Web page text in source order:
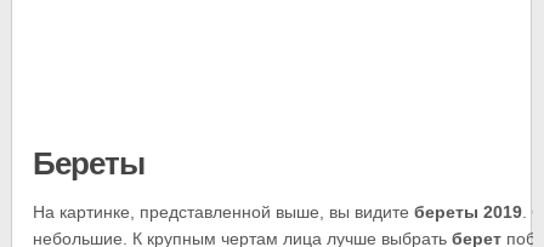
Береты
На картинке, представленной выше, вы видитебереты 2019 .
небольшие. К крупным чертам лица лучше выбратьберет